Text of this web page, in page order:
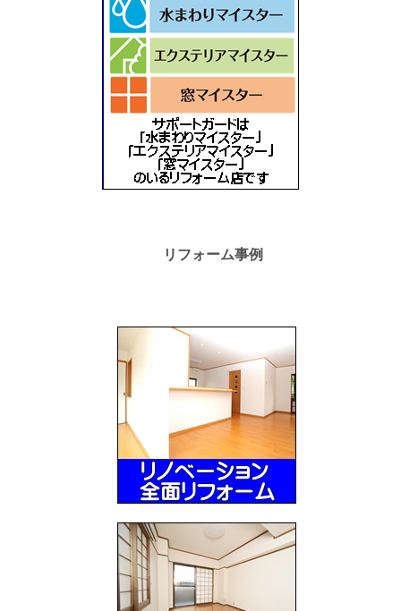
リフォーム事例